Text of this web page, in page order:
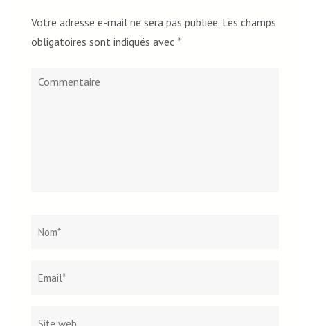
Votre adresse e-mail ne sera pas publiée. Les champs
obligatoires sont indiqués avec *
Commentaire